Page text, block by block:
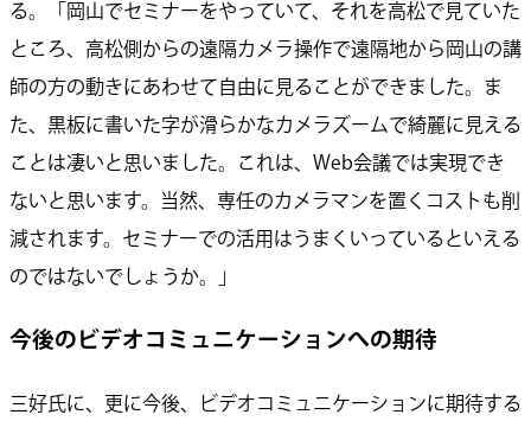
る。「岡山でセミナーをやっていて、それを高松で見ていた
ところ、高松側からの遠隔カメラ操作で遠隔地から岡山の講
師の方の動きにあわせて自由に見ることができました。ま
た、黒板に書いた字が滑らかなカメラズームで綺麗に見える
ことは凄いと思いました。これは、Web会議では実現でき
ないと思います。当然、専任のカメラマンを置くコストも削
減されます。セミナーでの活用はうまくいっているといえる
のではないでしょうか。」
今後のビデオコミュニケーションへの期待
三好氏に、更に今後、ビデオコミュニケーションに期待する